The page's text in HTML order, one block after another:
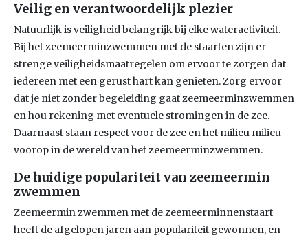
Veilig en verantwoordelijk plezier
Natuurlijk is veiligheid belangrijk bij elke wateractiviteit.
Bij het zeemeerminzwemmen met de staarten zijn er
strenge veiligheidsmaatregelen om ervoor te zorgen dat
iedereen met een gerust hart kan genieten. Zorg ervoor
dat je niet zonder begeleiding gaat zeemeerminzwemmen
en hou rekening met eventuele stromingen in de zee.
Daarnaast staan respect voor de zee en het milieu milieu
voorop in de wereld van het zeemeerminzwemmen.
De huidige populariteit van zeemeermin
zwemmen
Zeemeermin zwemmen met de zeemeerminnenstaart
heeft de afgelopen jaren aan populariteit gewonnen, en